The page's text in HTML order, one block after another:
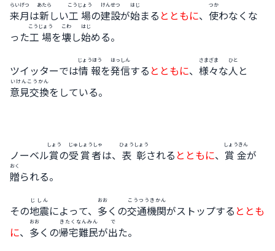
来月
らいげつ
は新
あたら
しい工場
こうじょう
の建設
けんせつ
が始
はじ
まる とともに、 使
つか
わなくな
った工場
こうじょう
を壊
こわ
し始
はじ
める。
ツイッターでは情報
じょうほう
を発信
はっしん
する とともに、 様々
さまざま
な人
ひと
と
意見交換
いけんこうかん
をしている。
ノーベル賞
しょう
の受賞者
じゅしょうしゃ
は、 表彰
ひょうしょう
される とともに、 賞金
しょうきん
が
贈
おく
られる。
その地震
じしん
によって、 多
おお
くの交通機関
こうつうきかん
がストップする ととも
に、 多
おお
くの帰宅難民
きたくなんみん
が出
で
た。